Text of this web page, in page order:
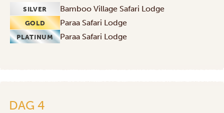
SILVER Bamboo Village Safari Lodge
GOLD Paraa Safari Lodge
PLATINUM Paraa Safari Lodge
DAG 4